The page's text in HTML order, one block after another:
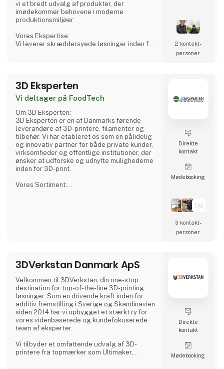
vi et bredt udvalg af produkter, der
imødekommer behovene i moderne
produktionsmiljøer.
Vores Ekspertise:
Vi leverer skræddersyede løsninger inden for
produktionsprocesser.
Hvorfor Vælge Os?
med en passion for at levere pålidelige
produkter
2 kontakt­
personer
3D Eksperten
Vi deltager på FoodTech
Om 3D Eksperten:
3D Eksperten er en af Danmarks førende
leverandøre af 3D-printere, filamenter og
tilbehør. Vi har etableret os som en pålidelig
og innovativ partner for både private kunder,
virksomheder og offentlige institutioner, der
ønsker at udforske og udnytte mulighederne
inden for 3D-print.
Vores Sortiment:
Direkte
kontakt
Møde­booking
3 kontakt­
personer
3DVerkstan Danmark ApS
Velkommen til 3DVerkstan, din one-stop
destination for top-of-the-line 3D-printing
løsninger. Som en drivende kraft inden for
additiv fremstilling i Sverige og Skandinavien
siden 2014 har vi opbygget et stærkt ry for
vores videnbaserede og kundefokuserede
team af eksperter.
Vi tilbyder et omfattende udvalg af 3D-
printere fra topmærker som Ultimaker,
Direkte
kontakt
Møde­booking